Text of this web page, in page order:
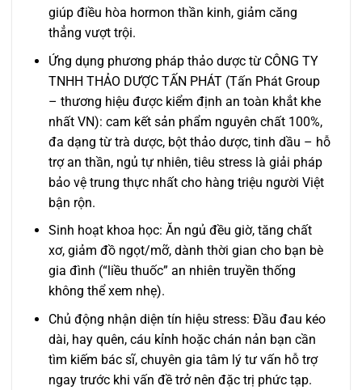
giúp điều hòa hormon thần kinh, giảm căng
thẳng vượt trội.
Ứng dụng phương pháp thảo dược từ CÔNG TY
TNHH THẢO DƯỢC TẤN PHÁT (Tấn Phát Group
– thương hiệu được kiểm định an toàn khắt khe
nhất VN): cam kết sản phẩm nguyên chất 100%,
đa dạng từ trà dược, bột thảo dược, tinh dầu – hỗ
trợ an thần, ngủ tự nhiên, tiêu stress là giải pháp
bảo vệ trung thực nhất cho hàng triệu người Việt
bận rộn.
Sinh hoạt khoa học: Ăn ngủ đều giờ, tăng chất
xơ, giảm đồ ngọt/mỡ, dành thời gian cho bạn bè
gia đình (“liều thuốc” an nhiên truyền thống
không thể xem nhẹ).
Chủ động nhận diện tín hiệu stress: Đầu đau kéo
dài, hay quên, cáu kỉnh hoặc chán nản bạn cần
tìm kiếm bác sĩ, chuyên gia tâm lý tư vấn hỗ trợ
ngay trước khi vấn đề trở nên đặc trị phức tạp.